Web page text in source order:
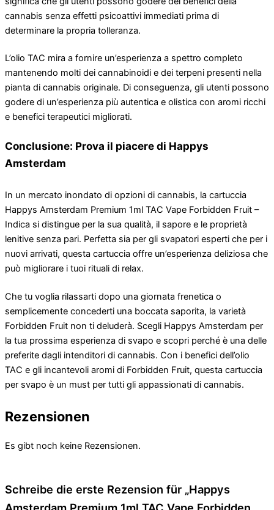
cannabis senza effetti psicoattivi immediati prima di
determinare la propria tolleranza.
L’olio TAC mira a fornire un’esperienza a spettro completo
mantenendo molti dei cannabinoidi e dei terpeni presenti nella
pianta di cannabis originale. Di conseguenza, gli utenti possono
godere di un’esperienza più autentica e olistica con aromi ricchi
e benefici terapeutici migliorati.
Conclusione: Prova il piacere di Happys
Amsterdam
In un mercato inondato di opzioni di cannabis, la cartuccia
Happys Amsterdam Premium 1ml TAC Vape Forbidden Fruit –
Indica si distingue per la sua qualità, il sapore e le proprietà
lenitive senza pari. Perfetta sia per gli svapatori esperti che per i
nuovi arrivati, questa cartuccia offre un’esperienza deliziosa che
può migliorare i tuoi rituali di relax.
Che tu voglia rilassarti dopo una giornata frenetica o
semplicemente concederti una boccata saporita, la varietà
Forbidden Fruit non ti deluderà. Scegli Happys Amsterdam per
la tua prossima esperienza di svapo e scopri perché è una delle
preferite dagli intenditori di cannabis. Con i benefici dell’olio
TAC e gli incantevoli aromi di Forbidden Fruit, questa cartuccia
per svapo è un must per tutti gli appassionati di cannabis.
Rezensionen
Es gibt noch keine Rezensionen.
Schreibe die erste Rezension für „Happys
Amsterdam Premium 1ml TAC Vape Forbidden